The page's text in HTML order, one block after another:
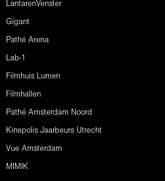
LantarenVenster
Gigant
Pathé Arena
Lab-1
Filmhuis Lumen
Filmhallen
Pathé Amsterdam Noord
Kinepolis Jaarbeurs Utrecht
Vue Amsterdam
MIMIK